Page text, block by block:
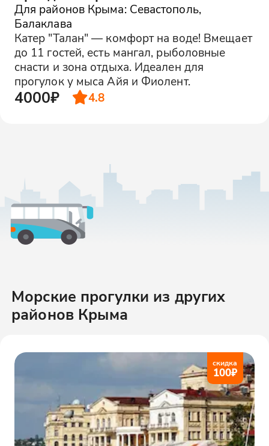
Для районов Крыма: Севастополь,
Балаклава
Катер "Талан" — комфорт на воде! Вмещает
до 11 гостей, есть мангал, рыболовные
снасти и зона отдыха. Идеален для
прогулок у мыса Айя и Фиолент.
4000₽ 4.8
Морские прогулки из других
районов Крыма
скидка
100₽